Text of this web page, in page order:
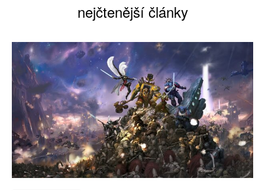
nejčtenější články